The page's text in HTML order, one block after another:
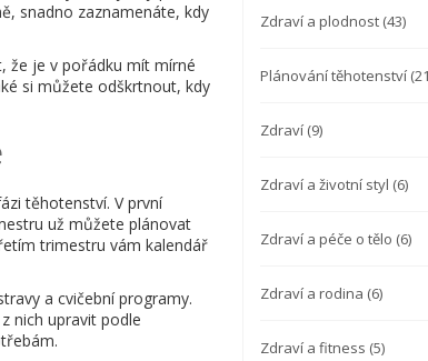
snadno zaznamenáte, kdy
že je v pořádku mít mírné
si můžete odškrtnout, kdy
těhotenství. V první
už můžete plánovat
trimestru vám kalendář
a cvičební programy.
nich upravit podle
Zdraví a plodnost (43)
Plánování těhotenství
Zdraví (9)
Zdraví a životní styl (6)
Zdraví a péče o tělo (6)
Zdraví a rodina (6)
Zdraví a fitness (5)